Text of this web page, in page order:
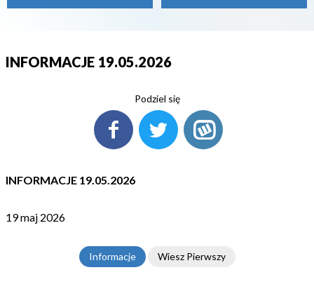
INFORMACJE 19.05.2026
Podziel się
INFORMACJE 19.05.2026
19 maj 2026
Informacje Wiesz Pierwszy